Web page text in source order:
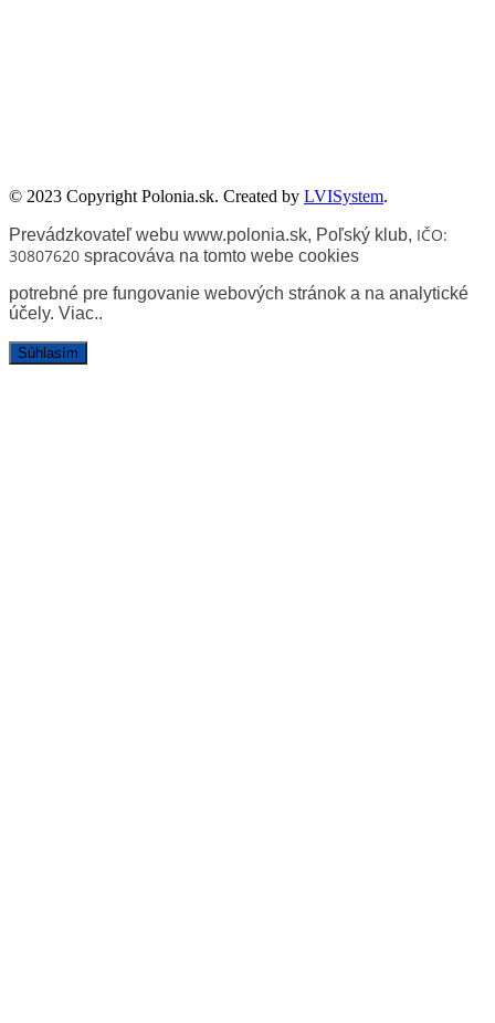
© 2023 Copyright Polonia.sk. Created by LVISystem.
Prevádzkovateľ webu www.polonia.sk, Poľský klub, IČO:
30807620 spracováva na tomto webe cookies
potrebné pre fungovanie webových stránok a na analytické
účely. Viac..
Súhlasím